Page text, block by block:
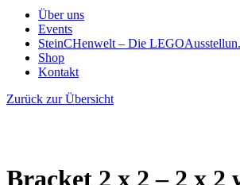
Über uns
Events
SteinCHenwelt – Die
Shop
Kontakt
Zurück zur Übersicht
Bracket 2 x 2 – 2 x 2